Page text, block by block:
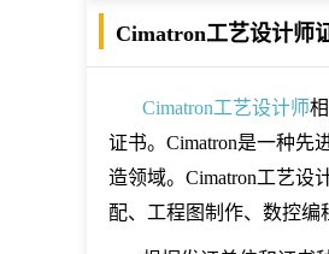
Cimatron工艺设计师
Cimatron工艺设计师
证书。Cimatron是一种先
造领域。Cimatron工艺设
配、工程图制作、数控编